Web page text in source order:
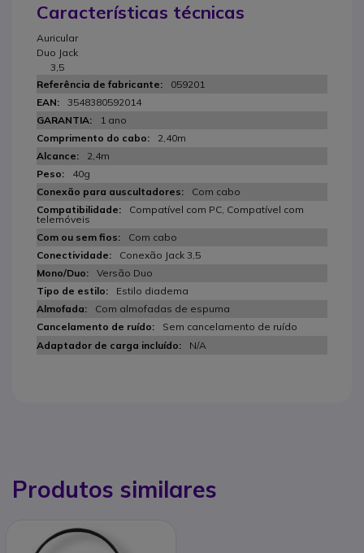
Características técnicas
Auricular
Duo Jack
3,5
059201
3548380592014
1 ano
2,40m
2,4m
40g
Com cabo
Compatível com PC, Compatível com
telemóveis
Com cabo
Conexão Jack 3,5
Versão Duo
Estilo diadema
Com almofadas de espuma
Sem cancelamento de ruído
N/A
Produtos similares